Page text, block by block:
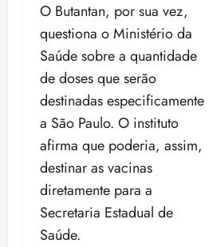
O Butantan, por sua vez,
questiona o Ministério da
Saúde sobre a quantidade
de doses que serão
destinadas especificamente
a São Paulo. O instituto
afirma que poderia, assim,
destinar as vacinas
diretamente para a
Secretaria Estadual de
Saúde.